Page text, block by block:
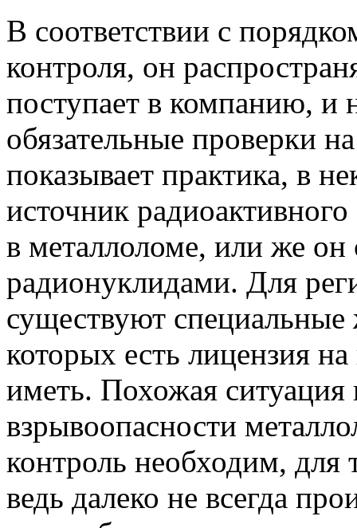
В соответствии с
контроля, он
поступает в компанию, и
обязательные проверки
показывает практика, в
источник
в металлоломе, или же
радионуклидами. Для
существуют
которых есть лицензия
иметь. Похожая ситуация
взрывоопасности
контроль необходим, для
ведь далеко не всегда